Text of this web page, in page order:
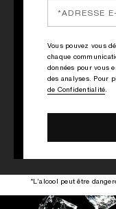
1Réaliser une
retiré la peau.
Dans un shaker,
*L’alcool peut être
Vous pouvez vous
chaque
données pour vous
des analyses. Pour
de Confidentialité.